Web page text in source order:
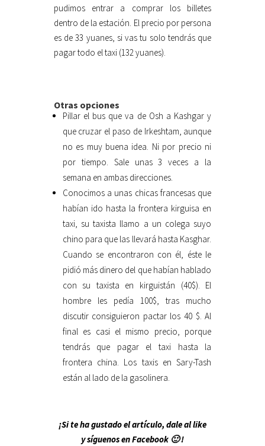
pudimos entrar a comprar los billetes
dentro de la estación. El precio por persona
es de 33 yuanes, si vas tu solo tendrás que
pagar todo el taxi (132 yuanes).
Otras opciones
Pillar el bus que va de Osh a Kashgar y
que cruzar el paso de Irkeshtam, aunque
no es muy buena idea. Ni por precio ni
por tiempo. Sale unas 3 veces a la
semana en ambas direcciones.
Conocimos a unas chicas francesas que
habían ido hasta la frontera kirguisa en
taxi, su taxista llamo a un colega suyo
chino para que las llevará hasta Kasghar.
Cuando se encontraron con él, éste le
pidió más dinero del que habían hablado
con su taxista en kirguistán (40$). El
hombre les pedía 100$, tras mucho
discutir consiguieron pactar los 40 $. Al
final es casi el mismo precio, porque
tendrás que pagar el taxi hasta la
frontera china. Los taxis en Sary-Tash
están al lado de la gasolinera.
¡Si te ha gustado el artículo, dale al like
y síguenos en Facebook 🙂 !